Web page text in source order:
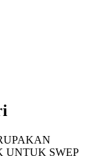
UNTUK SWEP